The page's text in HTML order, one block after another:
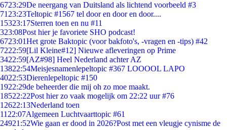
6723:29De neergang van Duitsland als lichtend voorbeeld #3
71 23:23Teltopic #1567 tel door en door en door....
15323:17Sterren toen en nu #11
323:08Post hier je favoriete SHO podcast!
6723:01Het grote Baktopic (voor bakfoto's, -vragen en -tips) #42
7222:59[Lil Kleine#12] Nieuwe afleveringen op Prime
3422:59[AZ#98] Heel Nederland achter AZ
13822:54Meisjesnamenlepeltopic #367 LOOOOL LAPO
4022:53Dierenlepeltopic #150
1922:29de beheerder die mij oh zo moe maakt.
18522:22Post hier zo vaak mogelijk om 22:22 uur #76
12622:13Nederland toen
11 22:07Algemeen Luchtvaarttopic #61
24921:52Wie gaan er dood in 2026?Post met een vleugje cynisme de